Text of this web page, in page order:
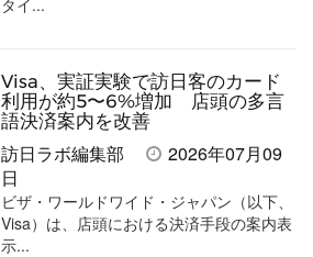
Visa、実証実験で訪日客のカード
利用が約5〜6%増加 店頭の多言
語決済案内を改善
訪日ラボ編集部
2026年07月09
日
ビザ・ワールドワイド・ジャパン（以下、
Visa）は、店頭における決済手段の案内表
示...